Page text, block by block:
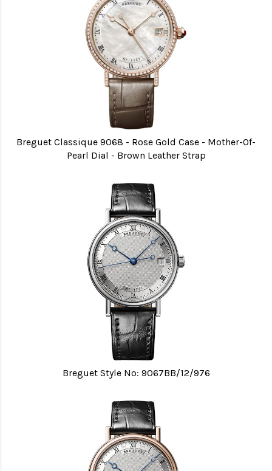
Breguet Classique 9068 - Rose Gold Case - Mother-Of-
Pearl Dial - Brown Leather Strap
Breguet Style No: 9067BB/12/976